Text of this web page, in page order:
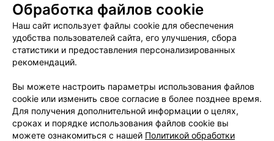
Медицинский маркетинг
Публичный договор
Пользовательское соглашение
Способы оплаты
Вакансии
Партнеры
Написать руководителю 103.by
Персональные настройки cookie
Обработка персональных данных
Обработка файлов cookie
Наш сайт использует файлы cookie для обеспечения
удобства пользователей сайта, его улучшения, сбора
статистики и предоставления персонализированных
рекомендаций.
Вы можете настроить параметры использования файлов
cookie или изменить свое согласие в более позднее время.
Для получения дополнительной информации о целях,
сроках и порядке использования файлов cookie вы
можете ознакомиться с нашей Политикой обработки